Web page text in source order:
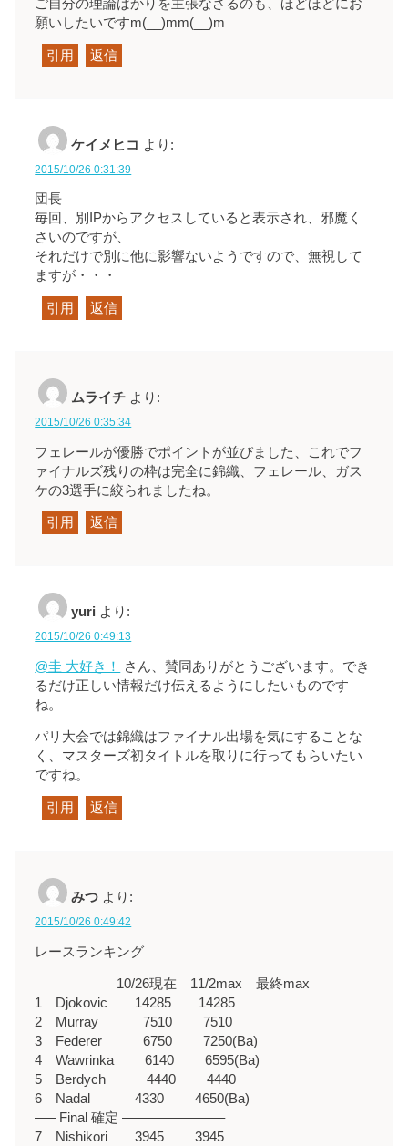
ご自分の理論ばかりを主張なさるのも、ほどほどにお
願いしたいですm(__)mm(__)m
引用 返信
ケイメヒコ より:
2015/10/26 0:31:39
団長
毎回、別IPからアクセスしていると表示され、邪魔く
さいのですが、
それだけで別に他に影響ないようですので、無視して
ますが・・・
引用 返信
ムライチ より:
2015/10/26 0:35:34
フェレールが優勝でポイントが並びました、これでフ
ァイナルズ残りの枠は完全に錦織、フェレール、ガス
ケの3選手に絞られましたね。
引用 返信
yuri より:
2015/10/26 0:49:13
@圭 大好き！
さん、賛同ありがとうございます。でき
るだけ正しい情報だけ伝えるようにしたいものです
ね。
パリ大会では錦織はファイナル出場を気にすることな
く、マスターズ初タイトルを取りに行ってもらいたい
ですね。
引用 返信
みつ より:
2015/10/26 0:49:42
レースランキング
10/26現在 11/2max 最終max
1 Djokovic 14285 14285
2 Murray 7510 7510
3 Federer 6750 7250(Ba)
4 Wawrinka 6140 6595(Ba)
5 Berdych 4440 4440
6 Nadal 4330 4650(Ba)
—– Final 確定 ———————–
7 Nishikori 3945 3945